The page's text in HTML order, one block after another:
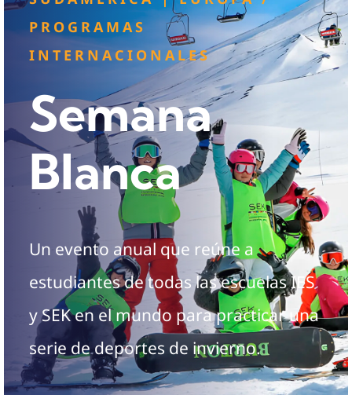
PROGRAMAS
INTERNACIONALES
Semana
Blanca
Un evento anual que reúne a
estudiantes de todas las escuelas IES
y SEK en el mundo para practicar una
serie de deportes de invierno.